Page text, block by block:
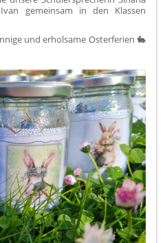
gemeinsam in den Klassen
und erholsame Osterferien 🐇